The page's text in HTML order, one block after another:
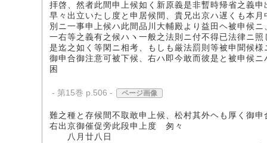
拝啓、然者此間申上候如く新原義是非暫時帰省之義
早々出立いたし度と申居候間、貴兄出京ハ遅くも本
別ニ一事申上候ハ此間品川大輔殿より益田ヘ被申候
一右等之義有之候ハヽ一般之法則ニ付不得已法律ニ
是迄之如く等閑ニ相考、もしも厳法罰則等被申聞候
御申合御注意可被下候、右ハ即今敢而彼是と被申候
困
- 第15巻 p.506 - ページ画像
難之種と存候間不取敢申上候、松村其外ヘも厚く御
右出京御催促旁此段申上度 匆々
八月廿八日